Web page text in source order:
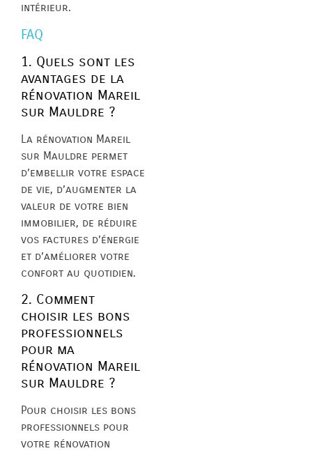
intérieur.
FAQ
1. Quels sont les
avantages de la
rénovation Mareil
sur Mauldre ?
La rénovation Mareil
sur Mauldre permet
d’embellir votre espace
de vie, d’augmenter la
valeur de votre bien
immobilier, de réduire
vos factures d’énergie
et d’améliorer votre
confort au quotidien.
2. Comment
choisir les bons
professionnels
pour ma
rénovation Mareil
sur Mauldre ?
Pour choisir les bons
professionnels pour
votre rénovation